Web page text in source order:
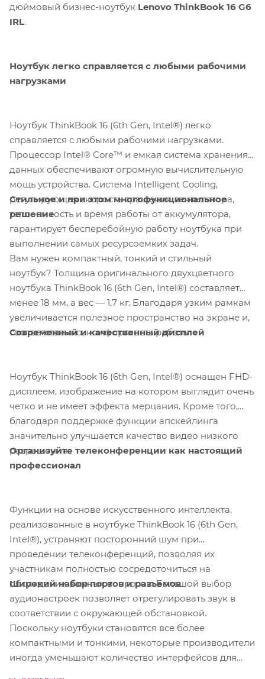
дюймовый бизнес-ноутбук Lenovo ThinkBook 16 G6
IRL.
Ноутбук легко справляется с любыми рабочими
нагрузками
Ноутбук ThinkBook 16 (6th Gen, Intel®) легко
справляется с любыми рабочими нагрузками.
Процессор Intel® Core™ и емкая система хранения
данных обеспечивают огромную вычислительную
мощь устройства. Система Intelligent Cooling,
регулирующая скорость вращения вентилятора,
теплоемкость и время работы от аккумулятора,
гарантирует бесперебойную работу ноутбука при
выполнении самых ресурсоемких задач.
Стильное и при этом многофункциональное
решение
Вам нужен компактный, тонкий и стильный
ноутбук? Толщина оригинального двухцветного
ноутбука ThinkBook 16 (6th Gen, Intel®) составляет
менее 18 мм, а вес — 1,7 кг. Благодаря узким рамкам
увеличивается полезное пространство на экране и,
соответственно, комфортность работы.
Современный и качественный дисплей
Ноутбук ThinkBook 16 (6th Gen, Intel®) оснащен FHD-
дисплеем, изображение на котором выглядит очень
четко и не имеет эффекта мерцания. Кроме того,
благодаря поддержке функции апскейлинга
значительно улучшается качество видео низкого
разрешения.
Организуйте телеконференции как настоящий
профессионал
Функции на основе искусственного интеллекта,
реализованные в ноутбуке ThinkBook 16 (6th Gen,
Intel®), устраняют посторонний шум при
проведении телеконференций, позволяя их
участникам полностью сосредоточиться на
обсуждении важных вопросов. Большой выбор
аудионастроек позволяет отрегулировать звук в
соответствии с окружающей обстановкой.
Широкий набор портов и разъемов
Поскольку ноутбуки становятся все более
компактными и тонкими, некоторые производители
иногда уменьшают количество интерфейсов для